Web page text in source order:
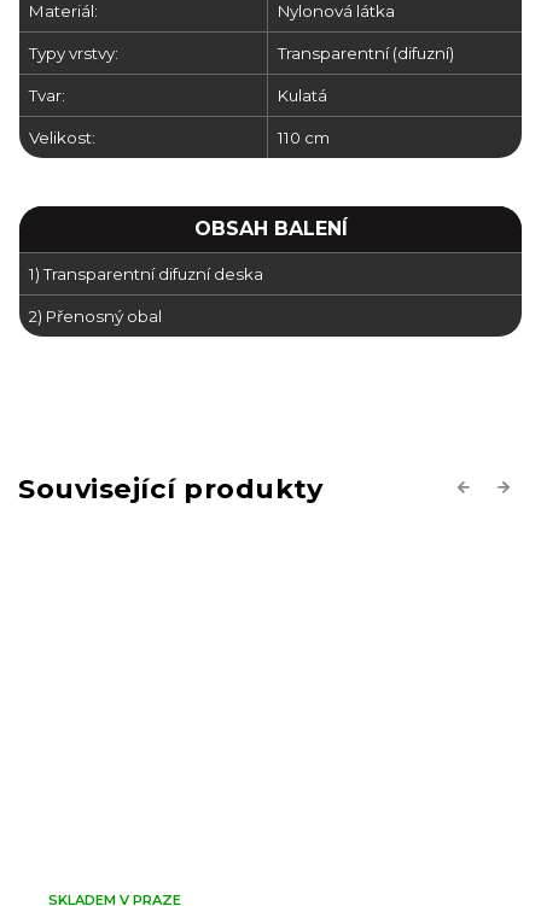
Materiál: Nylonová látka
Typy vrstvy: Transparentní (difuzní)
Tvar: Kulatá
Velikost: 110 cm
OBSAH BALENÍ
1) Transparentní difuzní deska
2) Přenosný obal
Související produkty Previous
SKLADEM V PRAZE
Next